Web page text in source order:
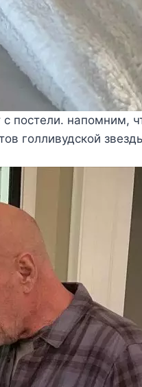
постели. напомним,
голливудской